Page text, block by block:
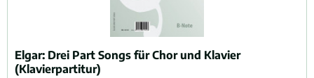
Elgar: Drei Part Songs für Chor und Klavier
(Klavierpartitur)